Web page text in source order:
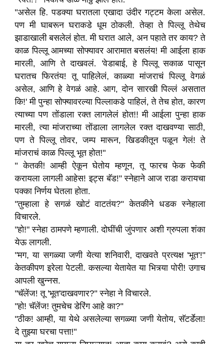
"असेल हि. पडक्या घरातला एखादा उंदीर गट्टम केला असेल.
पण मी घाबरून घराकडे धूम ठोकली. तेव्हा ते पिल्लू तेथेच
झाडाखाली बसलेलं होत. मी घरात आले, अन पहाते तर काय? ते
काळ पिल्लू आमच्या सोफ्यावर आरामात बसलंय! मी आईला हाक
मारली, आणि ते दाखवलं. 'वेडाबाई, हे पिल्लू सकाळ पासून
घरातच फिरतंय! तू पाहिलेलं, काळ्या मांजराचं पिल्लू वेगळं
असेल, आणि हे वेगळं आहे. आग, दोन सारखी पिल्लं असतात
कि!' मी पुन्हा सोफ्यावरल्या पिल्लाकडे पाहिलं, ते तेच होत, कारण
त्याच्या पण तोंडाला रक्त लागलेलं होत!! मी आईला पुन्हा हाक
मारली, त्या मांजराच्या तोंडाला लागलेल रक्त दाखवण्या साठी,
पण ते पिल्लू तोवर, जम्प मारून, खिडकीतून पळून गेलं! ते
मांजराचं काळ पिल्लू भूत होत!"
" केतकी! आम्ही ऐकून घेतोय म्हणून, तू फारच फेक फेकी
करायला लागली आहेस! इट्स बॅड!" स्नेहाने आज राडा करायचा
पक्का निर्णय घेतला होता.
"तुम्हाला हे सगळं खोटं वाटतंय?" केतकीने धडक स्नेहाला
विचारले.
"हो!" स्नेहा ठामपणे म्हणाली. दोघींची जुंपणार अशी ग्रुपला शंका
येऊ लागली.
"मग, या सगळ्या जणी येत्या शनिवारी, दाखवते प्रत्यक्ष 'भूत'!"
केतकीपण इरेला पेटली. कसल्या येतायेत या भित्र्या पोरी! उगाच
आपली खुन्नस.
"चॅलेंज! तू 'भूत'दाखवणार?" स्नेहा ने विचारले.
"हो! चॅलेंज! तुमचेच डेरिंग आहे का?"
"ठीक! आम्ही, या येथे असलेल्या सगळ्या जणी येतोय, सॅटर्डेला!
दे तुझ्या घरचा पत्ता!"